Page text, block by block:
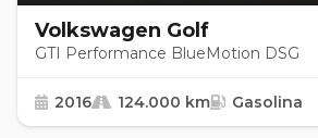
Volkswagen Golf
GTI Performance BlueMotion DSG
2016 124.000 km Gasolina